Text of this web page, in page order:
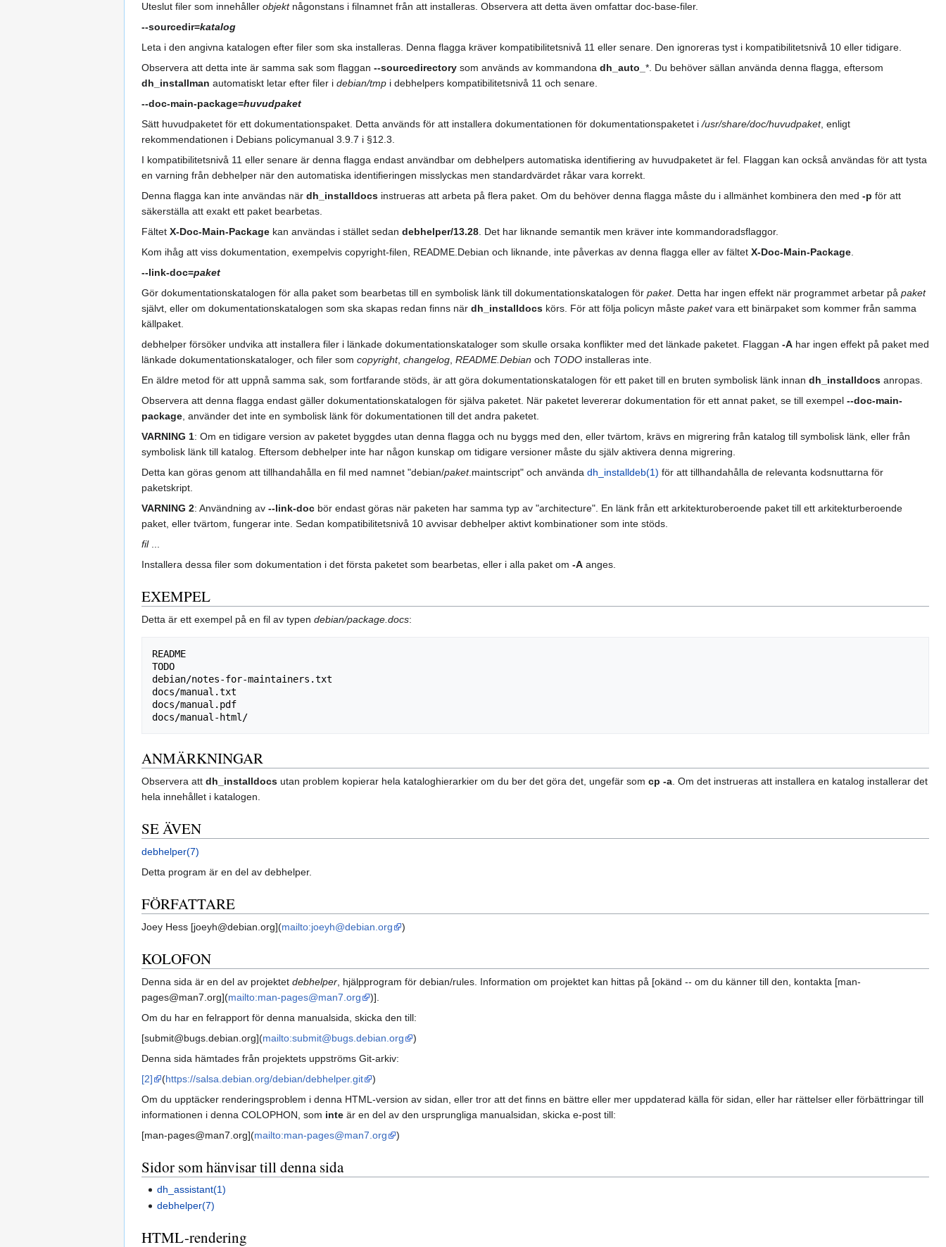
Uteslut filer som innehåller objektnågonstans i filnamnet från att installeras. Observera att detta även omfattar doc-base-filer.
--sourcedir=katalog
Leta i den angivna katalogen efter filer som ska installeras. Denna flagga kräver kompatibilitetsnivå 11 eller senare. Den ignoreras tyst i kompatibilitetsnivå 10 eller tidigare.
Observera att detta inte är samma sak som flaggan --sourcedirectory som används av kommandona dh_auto_ *. Du behöver sällan använda denna flagga, eftersom
dh_installman automatiskt letar efter filer i debian/tmp i debhelpers kompatibilitetsnivå 11 och senare.
--doc-main-package=huvudpaket
Sätt huvudpaketet för ett dokumentationspaket. Detta används för att installera dokumentationen för dokumentationspaketet i/usr/share/doc/huvudpaket, enligt
rekommendationen i Debians policymanual 3.9.7 i §12.3.
I kompatibilitetsnivå 11 eller senare är denna flagga endast användbar om debhelpers automatiska identifiering av huvudpaketet är fel. Flaggan kan också användas för att tysta
en varning från debhelper när den automatiska identifieringen misslyckas men standardvärdet råkar vara korrekt.
Denna flagga kan inte användas när dh_installdocs instrueras att arbeta på flera paket. Om du behöver denna flagga måste du i allmänhet kombinera den med -p för att
säkerställa att exakt ett paket bearbetas.
Fältet X-Doc-Main-Package kan användas i stället sedan debhelper/13.28. Det har liknande semantik men kräver inte kommandoradsflaggor.
Kom ihåg att viss dokumentation, exempelvis copyright-filen, README.Debian och liknande, inte påverkas av denna flagga eller av fältet X-Doc-Main-Package.
--link-doc=paket
Gör dokumentationskatalogen för alla paket som bearbetas till en symbolisk länk till dokumentationskatalogen för paket. Detta har ingen effekt när programmet arbetar på paket
självt, eller om dokumentationskatalogen som ska skapas redan finns när dh_installdocs körs. För att följa policyn måste paketvara ett binärpaket som kommer från samma
källpaket.
debhelper försöker undvika att installera filer i länkade dokumentationskataloger som skulle orsaka konflikter med det länkade paketet. Flaggan -A har ingen effekt på paket med
länkade dokumentationskataloger, och filer som copyright, changelog, README.Debian och TODO installeras inte.
En äldre metod för att uppnå samma sak, som fortfarande stöds, är att göra dokumentationskatalogen för ett paket till en bruten symbolisk länk innan dh_installdocs anropas.
Observera att denna flagga endast gäller dokumentationskatalogen för själva paketet. När paketet levererar dokumentation för ett annat paket, se till exempel --doc-main-
package, använder det inte en symbolisk länk för dokumentationen till det andra paketet.
VARNING 1: Om en tidigare version av paketet byggdes utan denna flagga och nu byggs med den, eller tvärtom, krävs en migrering från katalog till symbolisk länk, eller från
symbolisk länk till katalog. Eftersom debhelper inte har någon kunskap om tidigare versioner måste du själv aktivera denna migrering.
Detta kan göras genom att tillhandahålla en fil med namnet "debian/paket.maintscript" och använda dh_installdeb(1) för att tillhandahålla de relevanta kodsnuttarna för
paketskript.
VARNING 2: Användning av --link-doc bör endast göras när paketen har samma typ av "architecture". En länk från ett arkitekturoberoende paket till ett arkitekturberoende
paket, eller tvärtom, fungerar inte. Sedan kompatibilitetsnivå 10 avvisar debhelper aktivt kombinationer som inte stöds.
fil...
Installera dessa filer som dokumentation i det första paketet som bearbetas, eller i alla paket om -A anges.
EXEMPEL
Detta är ett exempel på en fil av typen debian/package.docs:
README
TODO
debian/notes-for-maintainers.txt
docs/manual.txt
docs/manual.pdf
ANMÄRKNINGAR
Observera att dh_installdocs utan problem kopierar hela kataloghierarkier om du ber det göra det, ungefär som cp -a. Om det instrueras att installera en katalog installerar det
hela innehållet i katalogen.
SE ÄVEN
debhelper(7)
Detta program är en del av debhelper.
FÖRFATTARE
Joey Hess [joeyh@debian.org](mailto:joeyh@debian.org )
KOLOFON
Denna sida är en del av projektet debhelper, hjälpprogram för debian/rules. Information om projektet kan hittas på [okänd -- om du känner till den, kontakta [man-
pages@man7.org](mailto:man-pages@man7.org
)].
Om du har en felrapport för denna manualsida, skicka den till:
[submit@bugs.debian.org](mailto:submit@bugs.debian.org
)
Denna sida hämtades från projektets uppströms Git-arkiv:
[2]
(https://salsa.debian.org/debian/debhelper.git
)
Om du upptäcker renderingsproblem i denna HTML-version av sidan, eller tror att det finns en bättre eller mer uppdaterad källa för sidan, eller har rättelser eller förbättringar till
informationen i denna COLOPHON, som inte är en del av den ursprungliga manualsidan, skicka e-post till:
[man-pages@man7.org](mailto:man-pages@man7.org )
Sidor som hänvisar till denna sida
dh_assistant(1)
debhelper(7)
HTML-rendering